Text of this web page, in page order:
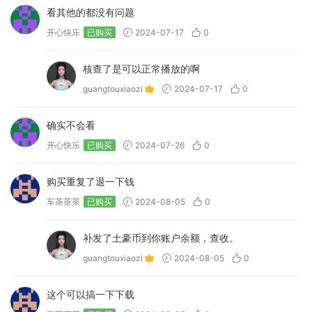
看其他的都没有问题
开心快乐 已购买 2024-07-17 0
核查了是可以正常播放的啊
guangtouxiaozi 2024-07-17 0
确实不会看
开心快乐 已购买 2024-07-26 0
购买重复了退一下钱
车茶茶茶 已购买 2024-08-05 0
补发了土豪币到你账户余额，查收。
guangtouxiaozi 2024-08-05 0
这个可以搞一下下载